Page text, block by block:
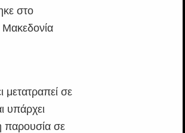
στο
Μακεδονία
μετατραπεί σε
υπάρχει
παρουσία σε